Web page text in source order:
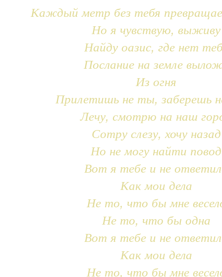
Каждый метр без тебя
Но я чувствую, выживу
Найду оазис, где нет
Послание на земле
Из огня
Прилетишь не ты, заберешь
Лечу, смотрю на наш
Сотру слезу, хочу назад
Но не могу найти повод
Вот я тебе и не
Как мои дела
Не то, что бы мне
Не то, что бы одна
Вот я тебе и не
Как мои дела
Не то, что бы мне